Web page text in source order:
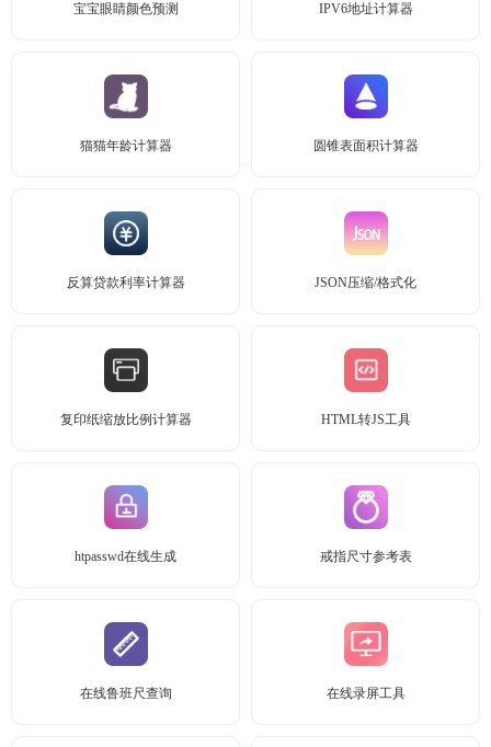
宝宝眼睛颜色预测 IPV6地址计算器
猫猫年龄计算器 圆锥表面积计算器
反算贷款利率计算器 JSON压缩/格式化
复印纸缩放比例计算器 HTML转JS工具
htpasswd在线生成 戒指尺寸参考表
在线鲁班尺查询 在线录屏工具